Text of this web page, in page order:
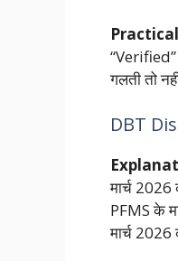
“Verified”
गलती तो
DBT
मार्च
PFMS के
मार्च 2026